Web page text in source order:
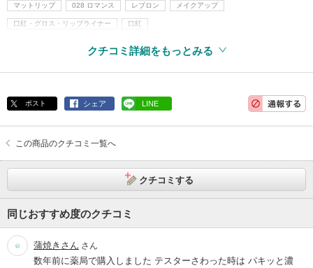
マットリップ 028 ロマンス レブロン メイクアップ
口紅・グロス・リップライナー 口紅
クチコミ詳細をもっとみる
ポスト シェア LINE
この商品のクチコミ一覧へ
クチコミする
同じおすすめ度のクチコミ
蒲焼きさん さん
数年前に薬局で購入しました テスターさわった時は パキッと濃